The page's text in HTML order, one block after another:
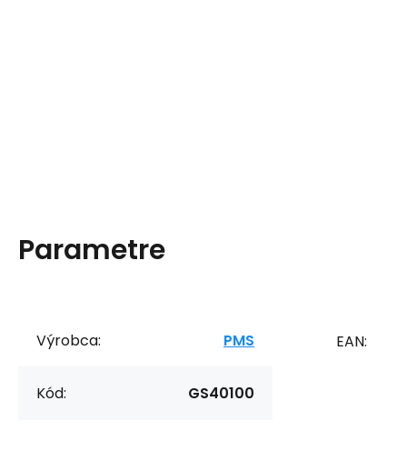
Parametre
Výrobca: PMS
Kód: GS40100
EAN: